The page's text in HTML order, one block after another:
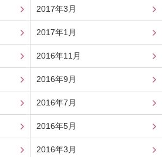
2017年3月
2017年1月
2016年11月
2016年9月
2016年7月
2016年5月
2016年3月